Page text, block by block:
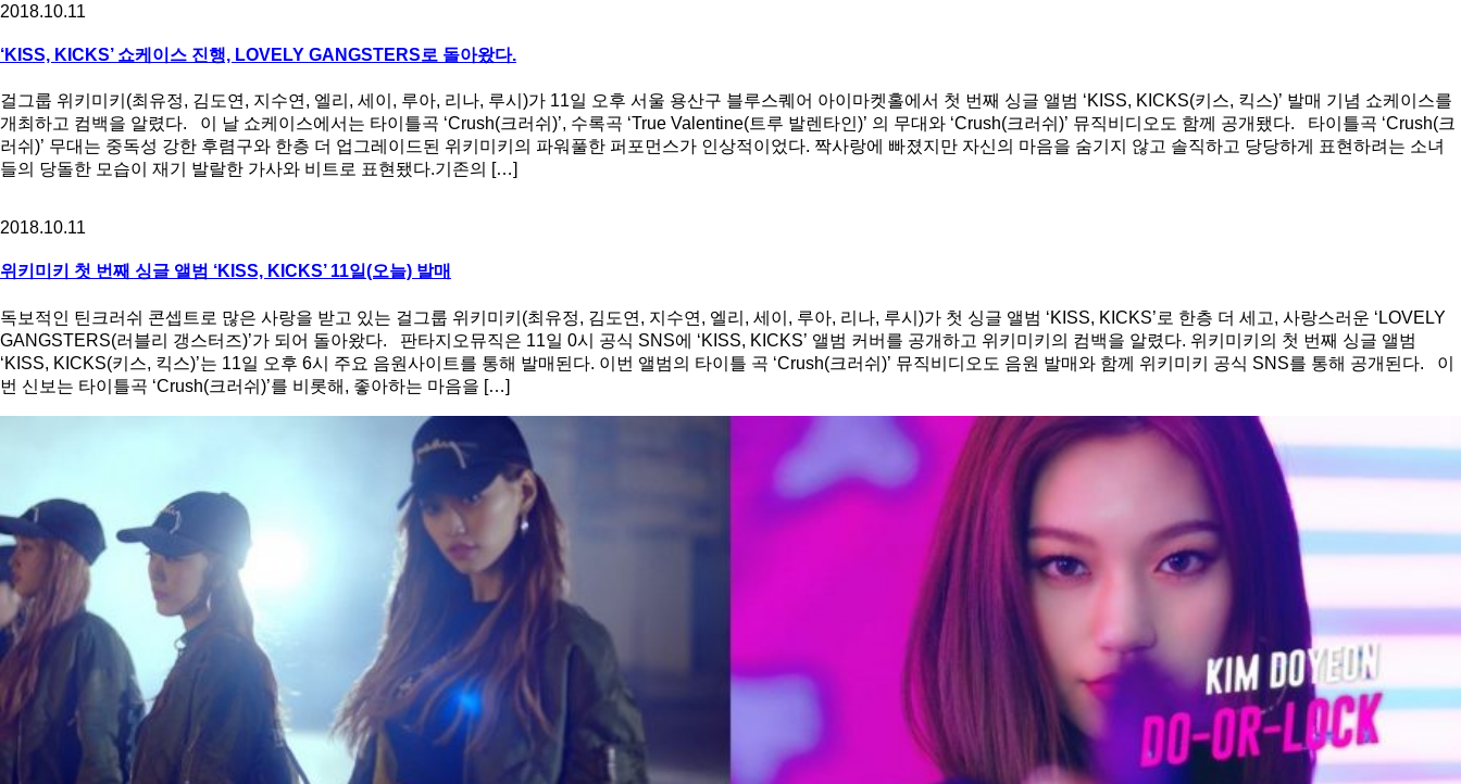
2018.10.11
‘KISS, KICKS’ 쇼케이스 진행, LOVELY GANGSTERS로 돌아왔다.
걸그룹 위키미키(최유정, 김도연, 지수연, 엘리, 세이, 루아, 리나, 루시)가 11일 오후 서울 용산구 블루스퀘어 아이마켓홀에서 첫 번째 싱글 앨범 ‘KISS, KICKS(키스, 킥스)’ 발매 기념 쇼케이스를
개최하고 컴백을 알렸다. 이 날 쇼케이스에서는 타이틀곡 ‘Crush(크러쉬)’, 수록곡 ‘True Valentine(트루 발렌타인)’ 의 무대와 ‘Crush(크러쉬)’ 뮤직비디오도 함께 공개됐다. 타이틀곡 ‘Crush(크
러쉬)’ 무대는 중독성 강한 후렴구와 한층 더 업그레이드된 위키미키의 파워풀한 퍼포먼스가 인상적이었다. 짝사랑에 빠졌지만 자신의 마음을 숨기지 않고 솔직하고 당당하게 표현하려는 소녀
들의 당돌한 모습이 재기 발랄한 가사와 비트로 표현됐다.기존의 […]
2018.10.11
위키미키 첫 번째 싱글 앨범 ‘KISS, KICKS’ 11일(오늘) 발매
독보적인 틴크러쉬 콘셉트로 많은 사랑을 받고 있는 걸그룹 위키미키(최유정, 김도연, 지수연, 엘리, 세이, 루아, 리나, 루시)가 첫 싱글 앨범 ‘KISS, KICKS’로 한층 더 세고, 사랑스러운 ‘LOVELY
GANGSTERS(러블리 갱스터즈)’가 되어 돌아왔다. 판타지오뮤직은 11일 0시 공식 SNS에 ‘KISS, KICKS’ 앨범 커버를 공개하고 위키미키의 컴백을 알렸다. 위키미키의 첫 번째 싱글 앨범
‘KISS, KICKS(키스, 킥스)’는 11일 오후 6시 주요 음원사이트를 통해 발매된다. 이번 앨범의 타이틀 곡 ‘Crush(크러쉬)’ 뮤직비디오도 음원 발매와 함께 위키미키 공식 SNS를 통해 공개된다. 이
번 신보는 타이틀곡 ‘Crush(크러쉬)’를 비롯해, 좋아하는 마음을 […]